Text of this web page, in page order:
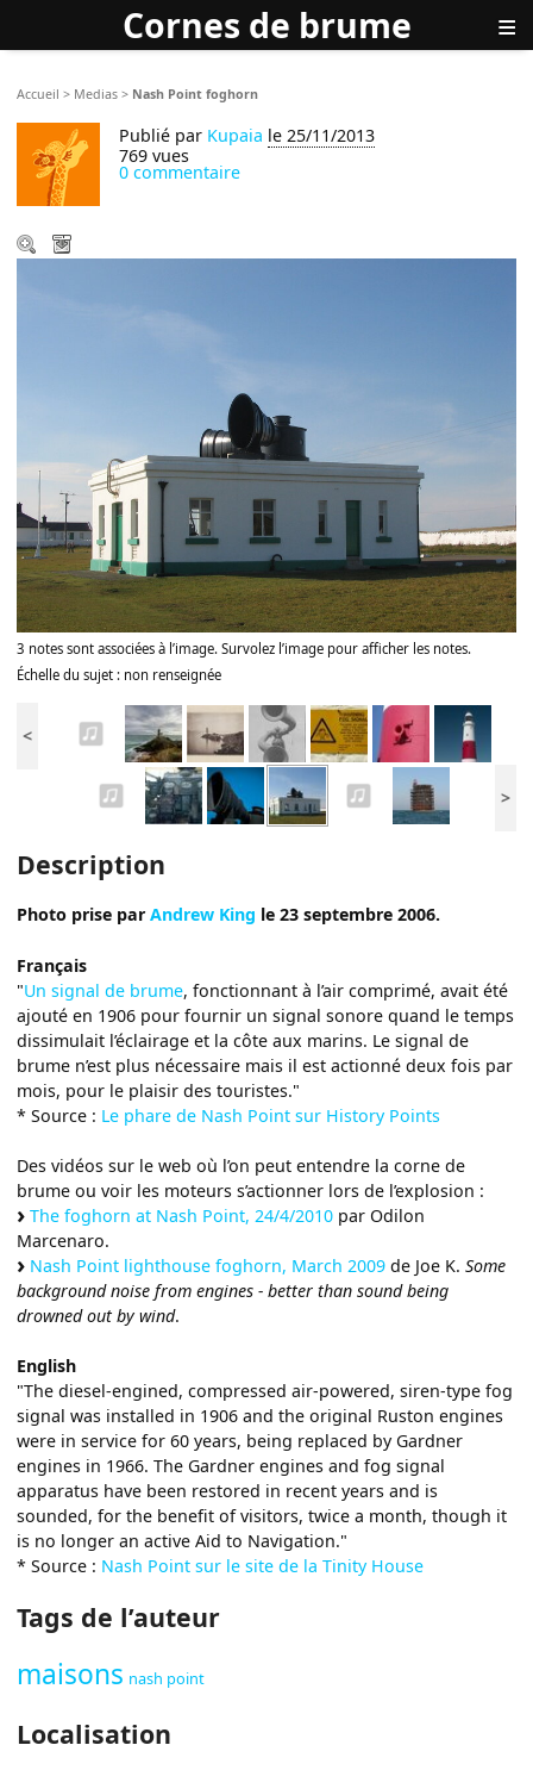
Cornes de brume ≡
Accueil > Medias > Nash Point foghorn
Publié par Kupaia le 25/11/2013
769 vues
0 commentaire
3 notes sont associées à l’image. Survolez l’image pour afficher les notes.
Échelle du sujet : non renseignée
<
>
Description
Photo prise parAndrew King le 23 septembre 2006.
Français
"Un signal de brume, fonctionnant à l’air comprimé, avait été
ajouté en 1906 pour fournir un signal sonore quand le temps
dissimulait l’éclairage et la côte aux marins. Le signal de
brume n’est plus nécessaire mais il est actionné deux fois par
mois, pour le plaisir des touristes."
* Source : Le phare de Nash Point sur History Points
Des vidéos sur le web où l’on peut entendre la corne de
brume ou voir les moteurs s’actionner lors de l’explosion :
The foghorn at Nash Point, 24/4/2010 par Odilon
Marcenaro.
Nash Point lighthouse foghorn, March 2009 de Joe K.Some
background noise from engines - better than sound being
drowned out by wind.
English
"The diesel-engined, compressed air-powered, siren-type fog
signal was installed in 1906 and the original Ruston engines
were in service for 60 years, being replaced by Gardner
engines in 1966. The Gardner engines and fog signal
apparatus have been restored in recent years and is
sounded, for the benefit of visitors, twice a month, though it
is no longer an active Aid to Navigation."
* Source : Nash Point sur le site de la Tinity House
Tags de l’auteur
maisons nash point
Localisation